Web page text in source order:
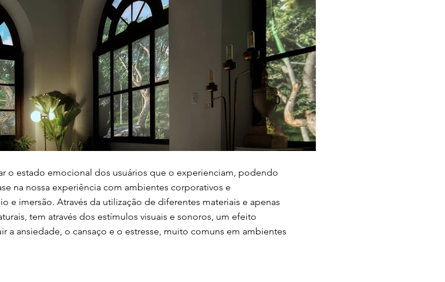
o estado emocional dos usuários que o experienciam, podendo
na nossa experiência com ambientes corporativos e
e imersão. Através da utilização de diferentes materiais e apenas
tem através dos estímulos visuais e sonoros, um efeito
a ansiedade, o cansaço e o estresse, muito comuns em ambientes